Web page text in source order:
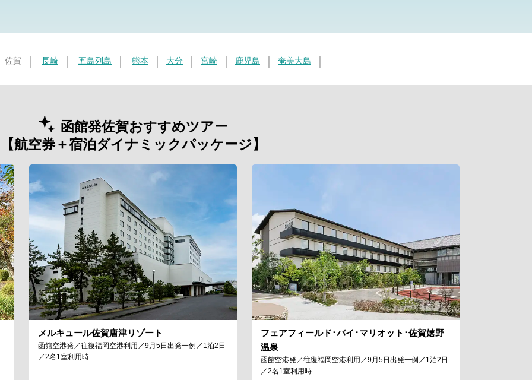
佐賀 長崎 五島列島 熊本 大分 宮崎 鹿児島 奄美大島
函館発佐賀おすすめツアー
【航空券＋宿泊ダイナミックパッケージ】
メルキュール佐賀唐津リゾート
函館空港発／往復福岡空港利用／9月5日出発一例／1泊2日
／2名1室利用時
フェアフィールド･バイ･マリオット･佐賀嬉野
温泉
函館空港発／往復福岡空港利用／9月5日出発一例／1泊2日
／2名1室利用時